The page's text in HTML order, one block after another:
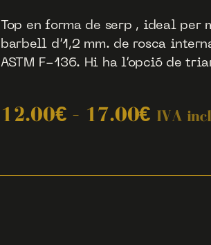
Top en forma de serp , ideal
barbell d’1,2 mm. de rosca
ASTM F-136. Hi ha l’opció de
12.00€ – 17.00€ IVA